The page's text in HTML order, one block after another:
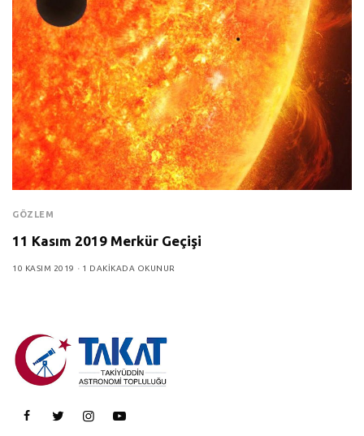
GÖZLEM
11 Kasım 2019 Merkür Geçişi
10 KASIM 2019 1 DAKIKADA OKUNUR